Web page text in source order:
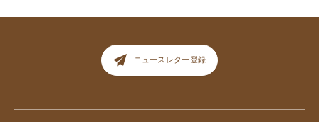
ニュースレター登録